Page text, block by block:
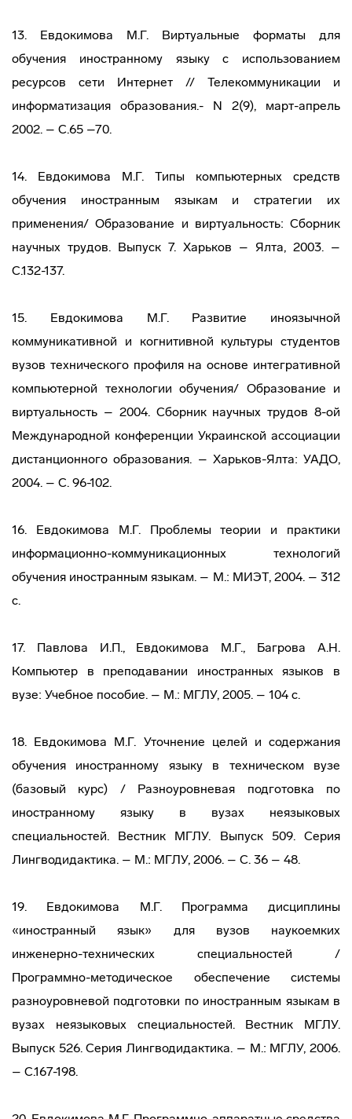
13. Евдокимова М.Г. Виртуальные форматы для
обучения иностранному языку с использованием
ресурсов сети Интернет // Телекоммуникации и
информатизация образования.- N 2(9), март-апрель
2002. – С.65 –70.
14. Евдокимова М.Г. Типы компьютерных средств
обучения иностранным языкам и стратегии их
применения/ Образование и виртуальность: Сборник
научных трудов. Выпуск 7. Харьков – Ялта, 2003. –
С.132-137.
15. Евдокимова М.Г. Развитие иноязычной
коммуникативной и когнитивной культуры студентов
вузов технического профиля на основе интегративной
компьютерной технологии обучения/ Образование и
виртуальность – 2004. Сборник научных трудов 8-ой
Международной конференции Украинской ассоциации
дистанционного образования. – Харьков-Ялта: УАДО,
2004. – С. 96-102.
16. Евдокимова М.Г. Проблемы теории и практики
информационно-коммуникационных технологий
обучения иностранным языкам. – М.: МИЭТ, 2004. – 312
с.
17. Павлова И.П., Евдокимова М.Г., Багрова А.Н.
Компьютер в преподавании иностранных языков в
вузе: Учебное пособие. – М.: МГЛУ, 2005. – 104 с.
18. Евдокимова М.Г. Уточнение целей и содержания
обучения иностранному языку в техническом вузе
(базовый курс) / Разноуровневая подготовка по
иностранному языку в вузах неязыковых
специальностей. Вестник МГЛУ. Выпуск 509. Серия
Лингводидактика. – М.: МГЛУ, 2006. – С. 36 – 48.
19. Евдокимова М.Г. Программа дисциплины
«иностранный язык» для вузов наукоемких
инженерно-технических специальностей /
Программно-методическое обеспечение системы
разноуровневой подготовки по иностранным языкам в
вузах неязыковых специальностей. Вестник МГЛУ.
Выпуск 526. Серия Лингводидактика. – М.: МГЛУ, 2006.
– С.167-198.